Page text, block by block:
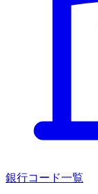
銀行コード一覧